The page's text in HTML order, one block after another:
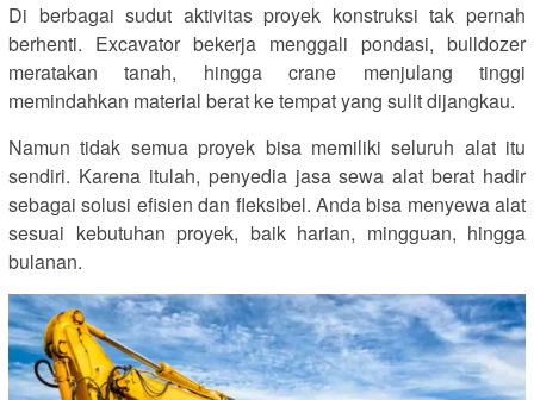
Di berbagai sudut aktivitas proyek konstruksi tak pernah
berhenti. Excavator bekerja menggali pondasi, bulldozer
meratakan tanah, hingga crane menjulang tinggi
memindahkan material berat ke tempat yang sulit dijangkau.
Namun tidak semua proyek bisa memiliki seluruh alat itu
sendiri. Karena itulah, penyedia jasa sewa alat berat hadir
sebagai solusi efisien dan fleksibel. Anda bisa menyewa alat
sesuai kebutuhan proyek, baik harian, mingguan, hingga
bulanan.